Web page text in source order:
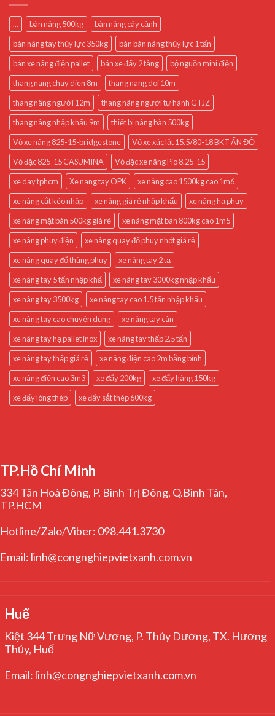
... bàn nâng 500kg
bàn nâng cây cảnh
bàn nâng tay thủy lực 350kg
bán bàn nâng thủy lực 1 tấn
bán xe nâng điện pallet
bán xe đẩy 2 tầng
bộ nguồn mini điện
thang nang chay dien 8m
thang nang doi 10m
thang nâng người 12m
thang nâng người tự hành GTJZ
thang nâng nhập khẩu 9m
thiết bị nâng bàn 500kg
Vỏ xe nâng 825-15-bridgestone
Vỏ xe xúc lật 15.5/80-18 BKT ẤN ĐỘ
Vỏ đặc 825-15 CASUMINA
Vỏ đặc xe nâng Pio 8.25-15
xe day tphcm
Xe nang tay OPK
xe nâng cao 1500kg cao 1m6
xe nâng cắt kéo nhập
xe nâng giá rẻ nhập khẩu
xe nâng hạ phuy
xe nâng mặt bàn 500kg giá rẻ
xe nâng mặt bàn 800kg cao 1m5
xe nâng phuy điện
xe nâng quay đổ phuy nhót giá rẻ
xe nâng quay đổ thùng phuy
xe nâng tay 2 tạ
xe nâng tay 5 tấn nhập khẩ
xe nâng tay 3000kg nhập khẩu
xe nâng tay 3500kg
xe nâng tay cao 1.5 tấn nhập khẩu
xe nâng tay cao chuyên dụng
xe nâng tay cân
xe nâng tay hạ pallet inox
xe nâng tay thấp 2.5 tấn
xe nâng tay thấp giá rẻ
xe nâng điện cao 2m bằng bình
xe nâng điện cao 3m3
xe đẩy 200kg
xe đẩy hàng 150kg
xe đẩy lòng thép
xe đẩy sắt thép 600kg
TP.Hồ Chí Minh
334 Tân Hoà Đông, P. Bình Trị Đông, Q.Bình Tân,
TP.HCM
Hotline/Zalo/Viber: 098.441.3730
Email: linh@congnghiepvietxanh.com.vn
Huế
Kiệt 344 Trưng Nữ Vương, P. Thủy Dương, TX. Hương
Thủy, Huế
Email: linh@congnghiepvietxanh.com.vn